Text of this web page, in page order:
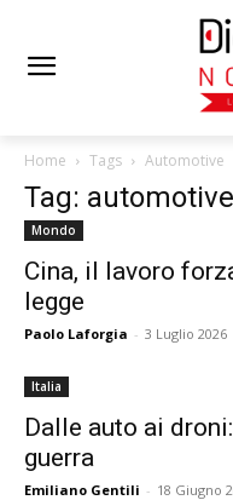
Home Tags Automotive
Tag: automotive
Mondo
Cina, il lavoro
legge
Paolo Laforgia - 3 Luglio 2026
Italia
Dalle auto ai
guerra
Emiliano Gentili - 18 Giugno